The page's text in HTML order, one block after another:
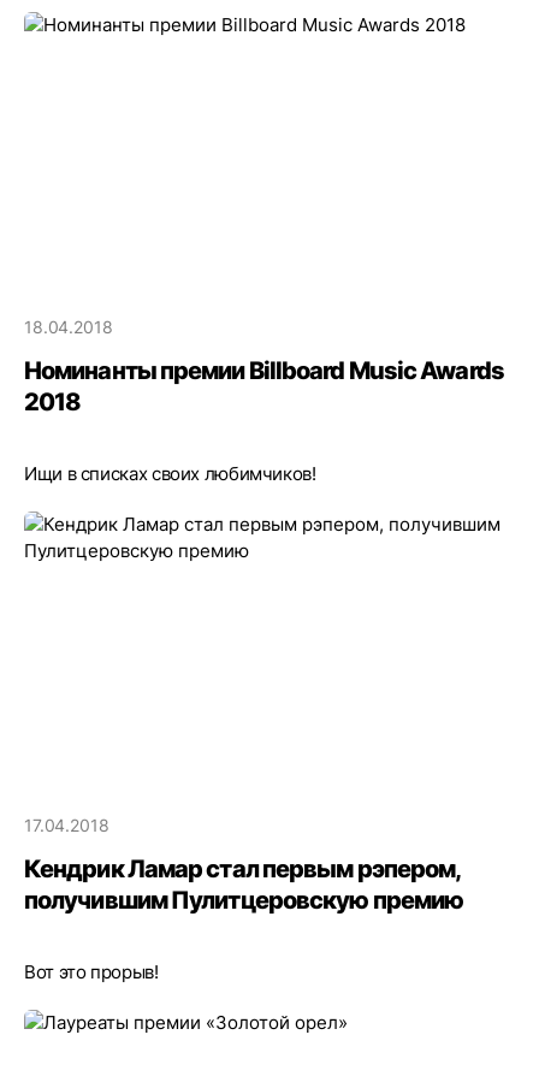
18.04.2018
Номинанты премии Billboard Music Awards
2018
Ищи в списках своих любимчиков!
17.04.2018
Кендрик Ламар стал первым рэпером,
получившим Пулитцеровскую премию
Вот это прорыв!